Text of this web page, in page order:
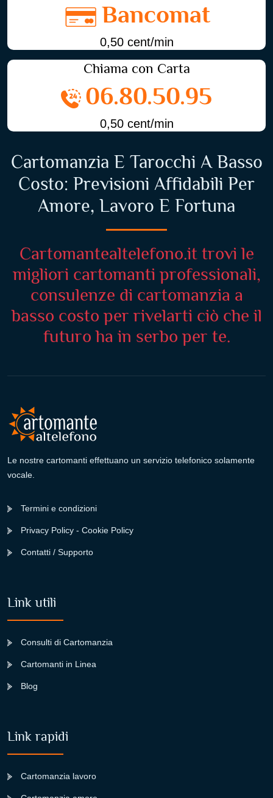
Bancomat
0,50 cent/min
Chiama con Carta
06.80.50.95
0,50 cent/min
Cartomanzia E Tarocchi A Basso
Costo: Previsioni Affidabili Per
Amore, Lavoro E Fortuna
Cartomantealtelefono.it trovi le
migliori cartomanti professionali,
consulenze di cartomanzia a
basso costo per rivelarti ciò che il
futuro ha in serbo per te.
Le nostre cartomanti effettuano un servizio telefonico solamente
vocale.
Termini e condizioni
Privacy Policy - Cookie Policy
Contatti / Supporto
Link utili
Consulti di Cartomanzia
Cartomanti in Linea
Blog
Link rapidi
Cartomanzia lavoro